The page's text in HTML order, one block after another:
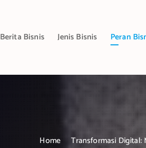
Berita Bisnis Jenis Bisnis Peran
Home Transformasi